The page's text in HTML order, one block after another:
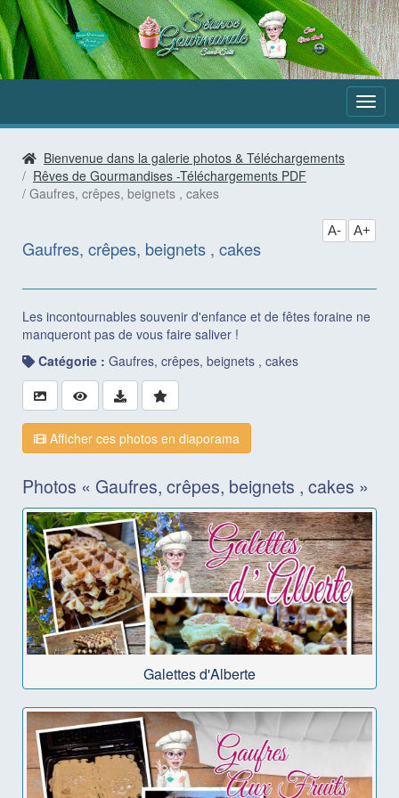
Aller
au
contenu
Bienvenue dans la galerie photos & Téléchargements
Rêves de Gourmandises -Téléchargements PDF
Gaufres, crêpes, beignets , cakes
Gaufres, crêpes, beignets , cakes
A- A+
Les incontournables souvenir d'enfance et de fêtes foraine ne
manqueront pas de vous faire saliver !
Catégorie : Gaufres, crêpes, beignets , cakes
Afficher ces photos en diaporama
Photos « Gaufres, crêpes, beignets , cakes »
Galettes d'Alberte